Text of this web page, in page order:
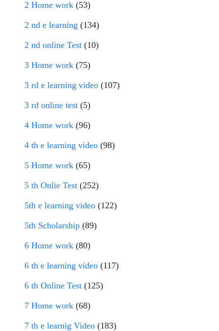
2 Home work (53)
2 nd e learning (134)
2 nd online Test (10)
3 Home work (75)
3 rd e learning video (107)
3 rd online test (5)
4 Home work (96)
4 th e learning video (98)
5 Home work (65)
5 th Onlie Test (252)
5th e learning video (122)
5th Scholarship (89)
6 Home work (80)
6 th e learning video (117)
6 th Online Test (125)
7 Home work (68)
7 th e learnig Video (183)